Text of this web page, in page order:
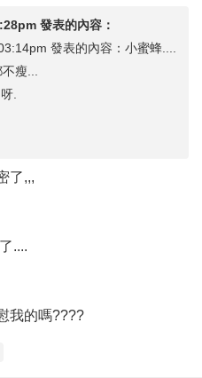
發表的內容：
發表的內容：小蜜蜂....
瘦...
.
了,,,
....
我的嗎????